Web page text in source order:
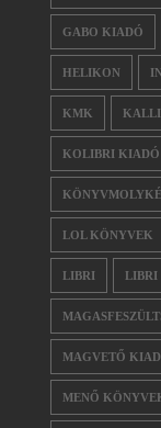
GABO KIADÓ
HELIKON
KMK
KOLIBRI KIADÓ
LOL KÖNYVEK
LIBRI
MAGVETŐ
MENŐ